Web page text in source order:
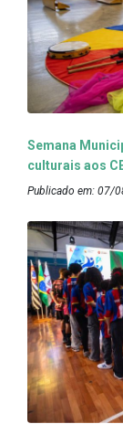
Semana
culturais aos
Publicado em: 07/